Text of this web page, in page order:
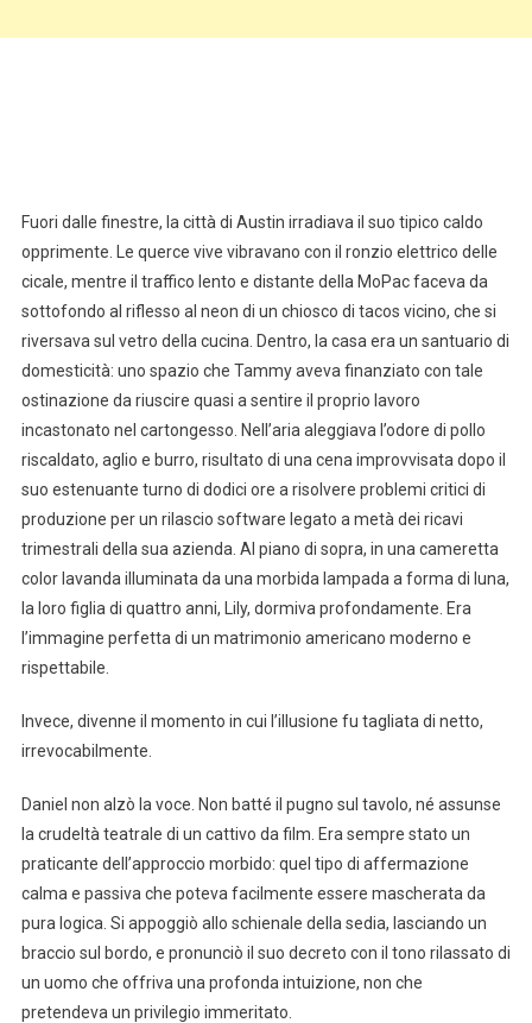
Fuori dalle finestre, la città di Austin irradiava il suo tipico caldo
opprimente. Le querce vive vibravano con il ronzio elettrico delle
cicale, mentre il traffico lento e distante della MoPac faceva da
sottofondo al riflesso al neon di un chiosco di tacos vicino, che si
riversava sul vetro della cucina. Dentro, la casa era un santuario di
domesticità: uno spazio che Tammy aveva finanziato con tale
ostinazione da riuscire quasi a sentire il proprio lavoro
incastonato nel cartongesso. Nell’aria aleggiava l’odore di pollo
riscaldato, aglio e burro, risultato di una cena improvvisata dopo il
suo estenuante turno di dodici ore a risolvere problemi critici di
produzione per un rilascio software legato a metà dei ricavi
trimestrali della sua azienda. Al piano di sopra, in una cameretta
color lavanda illuminata da una morbida lampada a forma di luna,
la loro figlia di quattro anni, Lily, dormiva profondamente. Era
l’immagine perfetta di un matrimonio americano moderno e
rispettabile.
Invece, divenne il momento in cui l’illusione fu tagliata di netto,
irrevocabilmente.
Daniel non alzò la voce. Non batté il pugno sul tavolo, né assunse
la crudeltà teatrale di un cattivo da film. Era sempre stato un
praticante dell’approccio morbido: quel tipo di affermazione
calma e passiva che poteva facilmente essere mascherata da
pura logica. Si appoggiò allo schienale della sedia, lasciando un
braccio sul bordo, e pronunciò il suo decreto con il tono rilassato di
un uomo che offriva una profonda intuizione, non che
pretendeva un privilegio immeritato.